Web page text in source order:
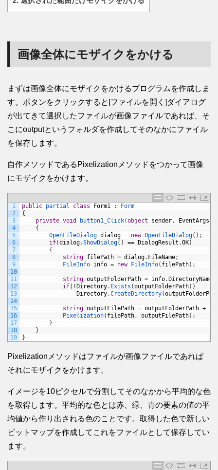
画像全体にモザイクをかける
まずは画像全体にモザイクをかけるプログラムを作成しま
す。ボタンをクリックすると[ファイルを開く]ダイアログ
が出てきて選択したファイルが画像ファイルであれば、そ
こにoutputというフォルダを作成してそのなかにファイル
を保存します。
自作メソッドであるPixelizationメソッドをつかって画像
にモザイクをかけます。
1
2
3
4
5
6
7
8
9
10
11
12
13
14
15
16
17
18
19
public partial class Form1 :
Form
{
private void button1_Click(object sender, EventArgs
{
OpenFileDialog dialog = new OpenFileDialog( ) ;
if(dialog.ShowDialog( ) == DialogResult .OK)
{
string filePath = dialog. FileName;
FileInfo info = new FileInfo( filePath) ;
string outputFolderPath = info. DirectoryName
if( ! Directory. Exists (outputFolderPath) )
Directory.CreateDirectory(
string outputFilePath = outputFolderPath +
Pixelization( filePath, outputFilePath) ;
}
}
}
Pixelizationメソッドはファイルが画像ファイルであれば
それにモザイクをかけます。
イメージを10ピクセルで分割してそのなかから平均的な色
を取得します。平均的な色とは赤、緑、青の要素の値の平
均値から作り出される色のことです。取得した色で新しい
ビットマップを作成してこれをファイルとして保存してい
ます。